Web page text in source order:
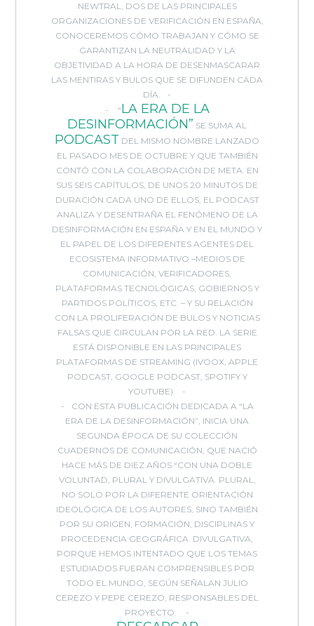
NEWTRAL, DOS DE LAS PRINCIPALES
ORGANIZACIONES DE VERIFICACIÓN EN ESPAÑA,
CONOCEREMOS CÓMO TRABAJAN Y CÓMO SE
GARANTIZAN LA NEUTRALIDAD Y LA
OBJETIVIDAD A LA HORA DE DESENMASCARAR
LAS MENTIRAS Y BULOS QUE SE DIFUNDEN CADA
DÍA.
“LA ERA DE LA
DESINFORMACIÓN” SE SUMA AL
PODCAST DEL MISMO NOMBRE LANZADO
EL PASADO MES DE OCTUBRE Y QUE TAMBIÉN
CONTÓ CON LA COLABORACIÓN DE META. EN
SUS SEIS CAPÍTULOS, DE UNOS 20 MINUTOS DE
DURACIÓN CADA UNO DE ELLOS, EL PODCAST
ANALIZA Y DESENTRAÑA EL FENÓMENO DE LA
DESINFORMACIÓN EN ESPAÑA Y EN EL MUNDO Y
EL PAPEL DE LOS DIFERENTES AGENTES DEL
ECOSISTEMA INFORMATIVO –MEDIOS DE
COMUNICACIÓN, VERIFICADORES,
PLATAFORMAS TECNOLÓGICAS, GOBIERNOS Y
PARTIDOS POLÍTICOS, ETC. – Y SU RELACIÓN
CON LA PROLIFERACIÓN DE BULOS Y NOTICIAS
FALSAS QUE CIRCULAN POR LA RED. LA SERIE
ESTÁ DISPONIBLE EN LAS PRINCIPALES
PLATAFORMAS DE STREAMING (IVOOX, APPLE
PODCAST, GOOGLE PODCAST, SPOTIFY Y
YOUTUBE).
CON ESTA PUBLICACIÓN DEDICADA A “LA
ERA DE LA DESINFORMACIÓN”, INICIA UNA
SEGUNDA ÉPOCA DE SU COLECCIÓN
CUADERNOS DE COMUNICACIÓN, QUE NACIÓ
HACE MÁS DE DIEZ AÑOS “CON UNA DOBLE
VOLUNTAD, PLURAL Y DIVULGATIVA. PLURAL,
NO SOLO POR LA DIFERENTE ORIENTACIÓN
IDEOLÓGICA DE LOS AUTORES, SINO TAMBIÉN
POR SU ORIGEN, FORMACIÓN, DISCIPLINAS Y
PROCEDENCIA GEOGRÁFICA. DIVULGATIVA,
PORQUE HEMOS INTENTADO QUE LOS TEMAS
ESTUDIADOS FUERAN COMPRENSIBLES POR
TODO EL MUNDO, SEGÚN SEÑALAN JULIO
CEREZO Y PEPE CEREZO, RESPONSABLES DEL
PROYECTO.